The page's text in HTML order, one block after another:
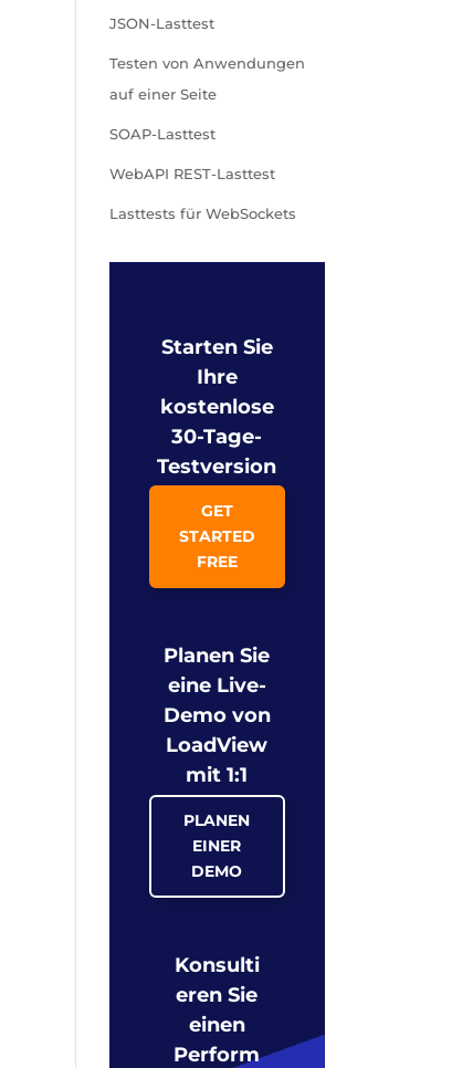
JSON-Lasttest
Testen von Anwendungen
auf einer Seite
SOAP-Lasttest
WebAPI REST-Lasttest
Lasttests für WebSockets
Starten Sie
Ihre
kostenlose
30-Tage-
Testversion
GET
STARTED
FREE
Planen Sie
eine Live-
Demo von
LoadView
mit 1:1
PLANEN
EINER
DEMO
Konsulti
eren Sie
einen
Perform